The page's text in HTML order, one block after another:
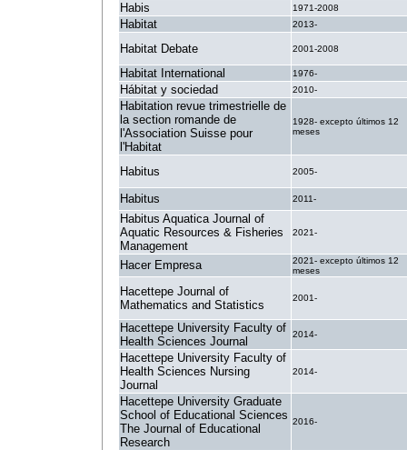
Habis 1971-2008
Habitat 2013-
Habitat Debate 2001-2008
Habitat International 1976-
Hábitat y sociedad 2010-
Habitation revue trimestrielle de
la section romande de
l'Association Suisse pour
l'Habitat
1928- excepto últimos 12
meses
Habitus 2005-
Habitus 2011-
Habitus Aquatica Journal of
Aquatic Resources & Fisheries
Management
2021-
Hacer Empresa
2021- excepto últimos 12
meses
Hacettepe Journal of
Mathematics and Statistics
2001-
Hacettepe University Faculty of
Health Sciences Journal
2014-
Hacettepe University Faculty of
Health Sciences Nursing
Journal
2014-
Hacettepe University Graduate
School of Educational Sciences
The Journal of Educational
Research
2016-